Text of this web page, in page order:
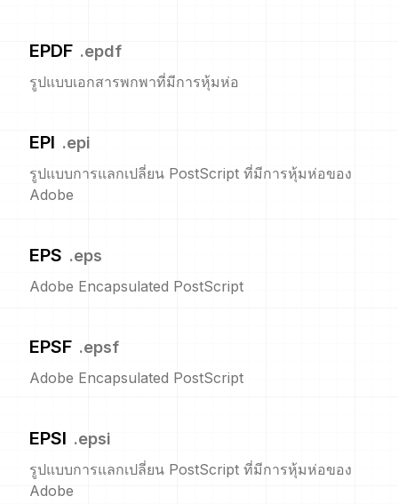
EPDF .epdf
รูปแบบเอกสารพกพาที่มีการหุ้มห่อ
EPI .epi
รูปแบบการแลกเปลี่ยน PostScript ที่มีการหุ้มห่อของ
Adobe
EPS .eps
Adobe Encapsulated PostScript
EPSF .epsf
Adobe Encapsulated PostScript
EPSI .epsi
รูปแบบการแลกเปลี่ยน PostScript ที่มีการหุ้มห่อของ
Adobe